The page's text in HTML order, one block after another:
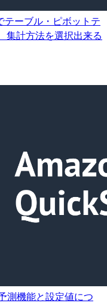
テーブル・ピボットテ
集計方法を選択出来る
測機能と設定値につ